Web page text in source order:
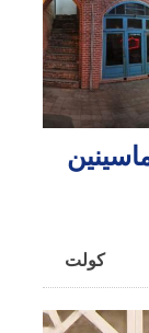
کولت